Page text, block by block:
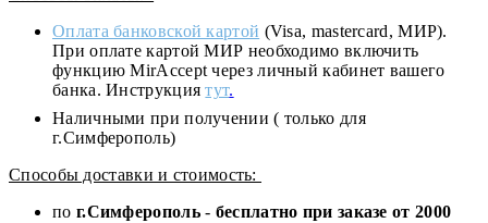
Оплата банковской картой (Visa, mastercard, МИР).
При оплате картой МИР необходимо включить
функцию MirAccept через личный кабинет вашего
банка. Инструкциятут.
Наличными при получении ( только для
г.Симферополь)
Способы доставки и стоимость:
по г.Симферополь- бесплатно при заказе от 2000